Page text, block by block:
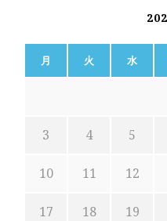
月 火 水
3 4 5
10 11 12
17 18 19